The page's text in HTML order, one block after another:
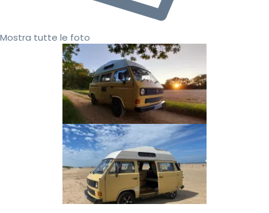
Mostra tutte le foto